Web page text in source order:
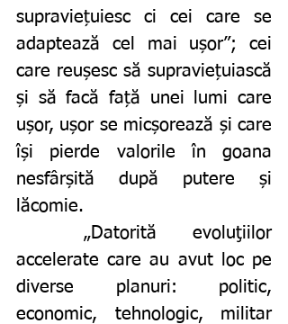
supraviețuiesc ci cei care se
adaptează cel mai ușor”; cei
care reușesc să supraviețuiască
și să facă față unei lumi care
ușor, ușor se micșorează și care
își pierde valorile în goana
nesfârșită după putere și
lăcomie.
accelerate care au avut loc pe
diverse planuri: politic,
economic, tehnologic, militar